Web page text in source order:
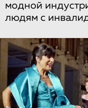
модной
людям с